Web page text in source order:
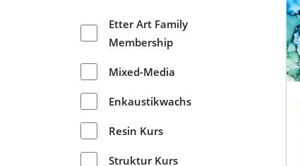
Etter Art Family
Membership
Mixed-Media
Enkaustikwachs
Resin Kurs
Struktur Kurs